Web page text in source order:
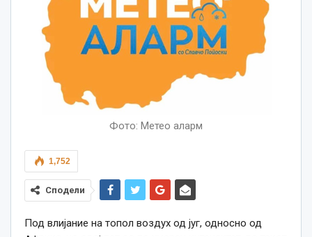
Фото: Метео аларм
1,752
Сподели
Под влијание на топол воздух од југ, односно од